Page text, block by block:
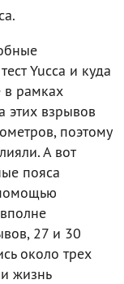
Yucca и куда
в рамках
этих взрывов
поэтому
А вот
пояса
27 и 30
около трех
жизнь